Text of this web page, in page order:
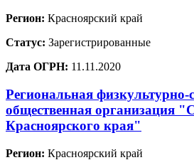
Регион: Красноярский край
Статус: Зарегистрированные
Дата ОГРН: 11.11.2020
Региональная физкультурно-
общественная организация
Красноярского края"
Регион: Красноярский край